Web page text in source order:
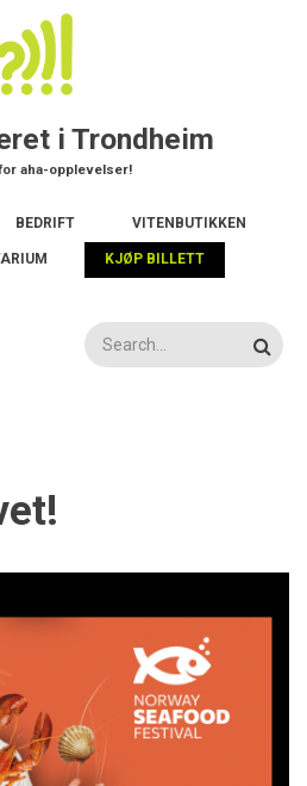
i Trondheim
aha-opplevelser!
BEDRIFT VITENBUTIKKEN
KJØP BILLETT